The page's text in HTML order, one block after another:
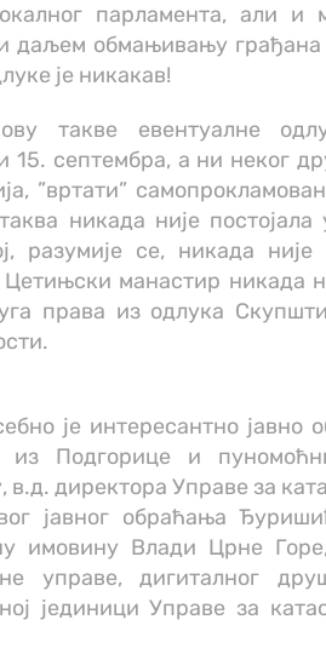
парламента, али и
даљем обмањивању
је никакав!
такве евентуалне
септембра, а ни неког
”вртати”
никада није
разумије се, никада
манастир никада
права из одлука
је интересантно јавно
из Подгорице и
директора Управе за
јавног обраћања
имовину Влади Црне
управе, дигиталног
јединици Управе за